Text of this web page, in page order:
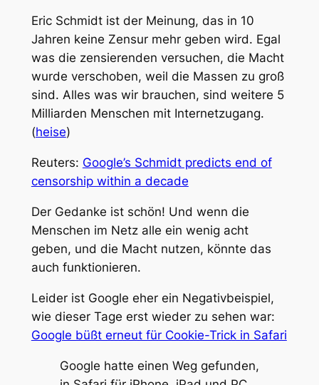
Eric Schmidt ist der Meinung, das in 10
Jahren keine Zensur mehr geben wird. Egal
was die zensierenden versuchen, die Macht
wurde verschoben, weil die Massen zu groß
sind. Alles was wir brauchen, sind weitere 5
Milliarden Menschen mit Internetzugang.
(heise)
Reuters: Google’s Schmidt predicts end of
censorship within a decade
Der Gedanke ist schön! Und wenn die
Menschen im Netz alle ein wenig acht
geben, und die Macht nutzen, könnte das
auch funktionieren.
Leider ist Google eher ein Negativbeispiel,
wie dieser Tage erst wieder zu sehen war:
Google büßt erneut für Cookie-Trick in Safari
Google hatte einen Weg gefunden,